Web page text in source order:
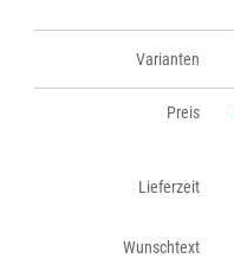
Varianten
Preis
Lieferzeit
Wunschtext